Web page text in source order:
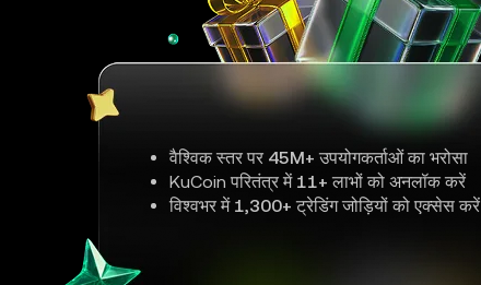
वैश्विक स्तर पर 45M+ उपयोगकर्ताओं का भरोसा
KuCoin परितंत्र में 11+ लाभों को अनलॉक करें
विश्वभर में 1,300+ ट्रेडिंग जोड़ियों को एक्सेस करें